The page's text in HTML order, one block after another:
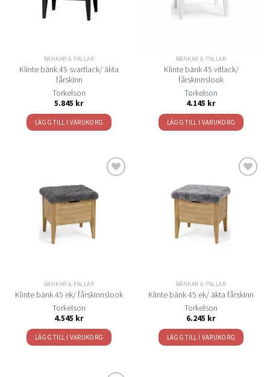
BÄNKAR & PALLAR
Klinte bänk 45 svartlack/ äkta
fårskinn
Torkelson
5.845 kr
LÄGG TILL I VARUKORG
BÄNKAR & PALLAR
Klinte bänk 45 vitlack/
fårskinnslook
Torkelson
4.145 kr
LÄGG TILL I VARUKORG
önskelistan
BÄNKAR & PALLAR
Klinte bänk 45 ek/ fårskinnslook
Torkelson
4.545 kr
LÄGG TILL I VARUKORG
BÄNKAR & PALLAR
Klinte bänk 45 ek/ äkta fårskinn
Torkelson
6.245 kr
LÄGG TILL I VARUKORG